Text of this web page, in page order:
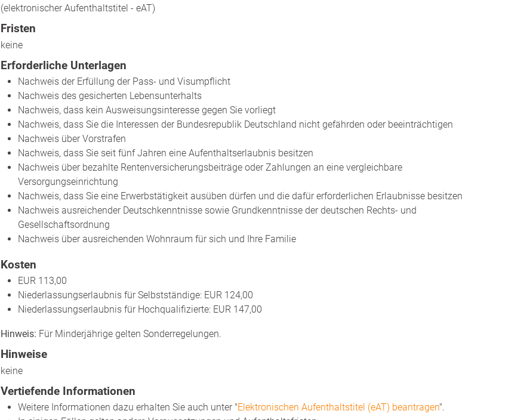
(elektronischer Aufenthaltstitel - eAT)
Fristen
keine
Erforderliche Unterlagen
Nachweis der Erfüllung der Pass- und Visumpflicht
Nachweis des gesicherten Lebensunterhalts
Nachweis, dass kein Ausweisungsinteresse gegen Sie vorliegt
Nachweis, dass Sie die Interessen der Bundesrepublik Deutschland nicht gefährden oder beeinträchtigen
Nachweis über Vorstrafen
Nachweis, dass Sie seit fünf Jahren eine Aufenthaltserlaubnis besitzen
Nachweis über bezahlte Rentenversicherungsbeiträge oder Zahlungen an eine vergleichbare
Versorgungseinrichtung
Nachweis, dass Sie eine Erwerbstätigkeit ausüben dürfen und die dafür erforderlichen Erlaubnisse besitzen
Nachweis ausreichender Deutschkenntnisse sowie Grundkenntnisse der deutschen Rechts- und
Gesellschaftsordnung
Nachweis über ausreichenden Wohnraum für sich und Ihre Familie
Kosten
EUR 113,00
Niederlassungserlaubnis für Selbstständige: EUR 124,00
Niederlassungserlaubnis für Hochqualifizierte: EUR 147,00
Hinweis: Für Minderjährige gelten Sonderregelungen.
Hinweise
keine
Vertiefende Informationen
Weitere Informationen dazu erhalten Sie auch unter "Elektronischen Aufenthaltstitel (eAT) beantragen".